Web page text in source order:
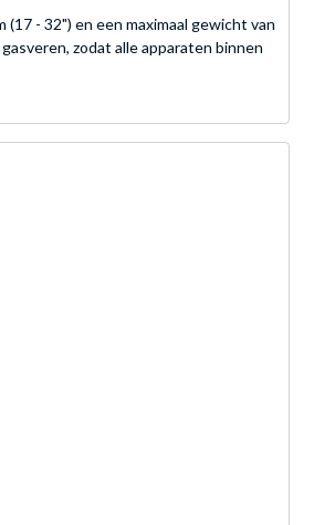
- 32") en een maximaal gewicht van
zodat alle apparaten binnen